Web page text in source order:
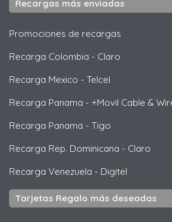
Recargas más enviadas
Promociones de recargas
Recarga Colombia - Claro
Recarga Mexico - Telcel
Recarga Panama - +Movil Cable &
Recarga Panama - Tigo
Recarga Rep. Dominicana - Claro
Recarga Venezuela - Digitel
Tarjetas Regalo más deseadas